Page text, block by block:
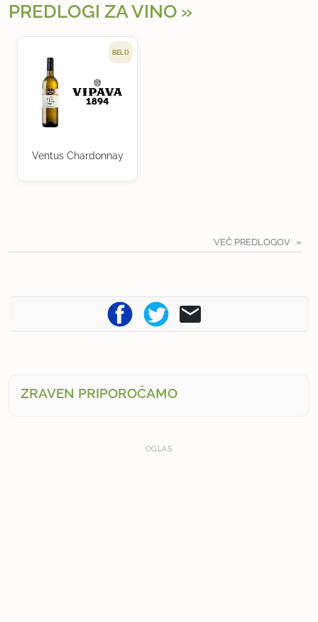
PREDLOGI ZA VINO
BELO
Ventus Chardonnay
VEČ PREDLOGOV
ZRAVEN PRIPOROČAMO
OGLAS